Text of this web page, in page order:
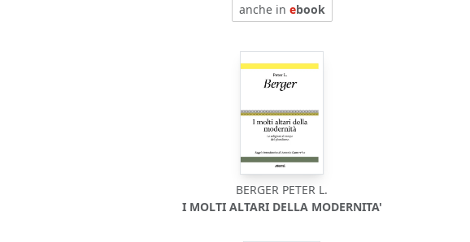
anche in ebook
BERGER PETER L.
I MOLTI ALTARI DELLA MODERNITA'